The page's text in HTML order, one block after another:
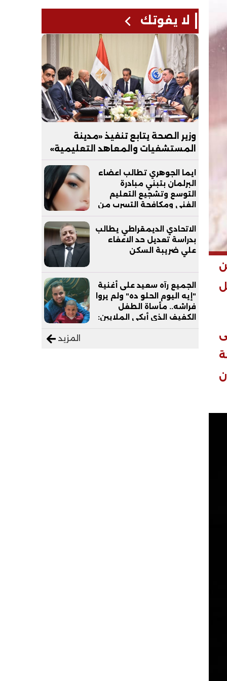
لا يفوتك
وزير الصحة يتابع تنفيذ «مدينة
المستشفيات والمعاهد التعليمية»
بالعاصمة الجديدة
ايما الجوهري تطالب اعضاء
البرلمان بتبني مبادرة
التوسع وتشجيع التعليم
الفني ومكافحة التسرب من
التعليم
الاتحادي الديمقراطي يطالب
بدراسة تعديل حد الاعفاء
علي ضريبة السكن
الجميع رآه سعيد على أغنية
"إيه اليوم الحلو ده" ولم يروا
فراشه.. مأساة الطفل
الكفيف الذي أبكى الملايين:
المزيد